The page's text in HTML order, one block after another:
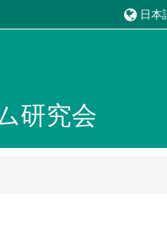
日本
研究会